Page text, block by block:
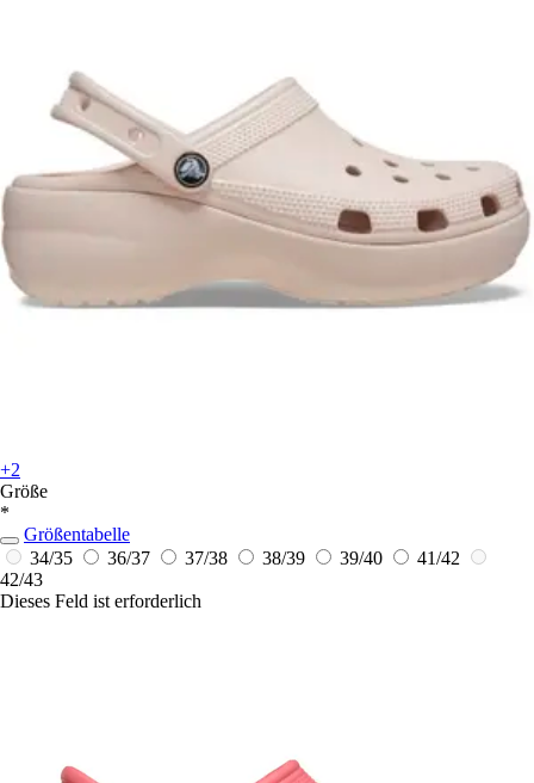
+2
Größe
*
Größentabelle
34/35
36/37 37/38 38/39 39/40
41/42
42/43
Dieses Feld ist erforderlich